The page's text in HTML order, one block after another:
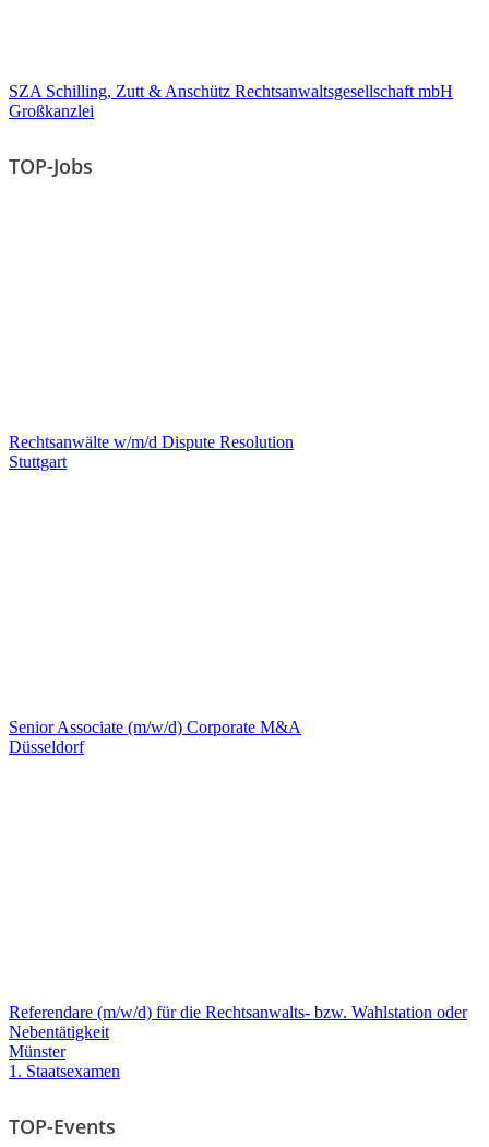
SZA Schilling, Zutt & Anschütz Rechtsanwaltsgesellschaft mbH
Großkanzlei
TOP-Jobs
Rechtsanwälte w/m/d Dispute Resolution
Stuttgart
Senior Associate (m/w/d) Corporate M&A
Düsseldorf
Referendare (m/w/d) für die Rechtsanwalts- bzw. Wahlstation oder
Nebentätigkeit
Münster
1. Staatsexamen
TOP-Events